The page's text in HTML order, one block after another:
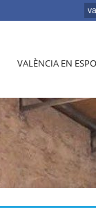
val
VALÈNCIA EN